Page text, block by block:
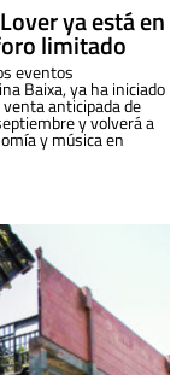
ya está en
limitado
eventos
Baixa, ya ha iniciado
anticipada de
y volverá a
y música en